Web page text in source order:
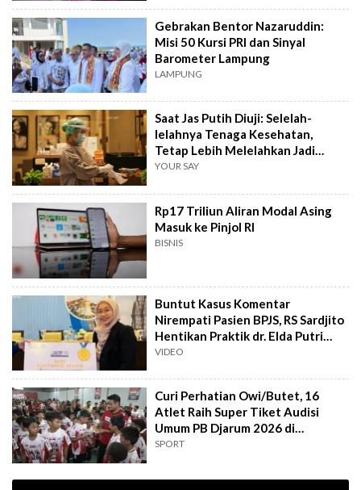
Gebrakan Bentor Nazaruddin:
Misi 50 Kursi PRI dan Sinyal
Barometer Lampung
LAMPUNG
Saat Jas Putih Diuji: Selelah-
lelahnya Tenaga Kesehatan,
Tetap Lebih Melelahkan Jadi
Pasien
YOUR SAY
Rp17 Triliun Aliran Modal Asing
Masuk ke Pinjol RI
BISNIS
Buntut Kasus Komentar
Nirempati Pasien BPJS, RS Sardjito
Hentikan Praktik dr. Elda Putri
Rahard
VIDEO
Curi Perhatian Owi/Butet, 16
Atlet Raih Super Tiket Audisi
Umum PB Djarum 2026 di
Makassar
SPORT